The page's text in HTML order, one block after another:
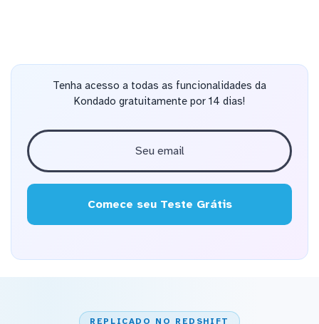
Tenha acesso a todas as funcionalidades da
Kondado gratuitamente por 14 dias!
Comece seu Teste Grátis
REPLICADO NO REDSHIFT